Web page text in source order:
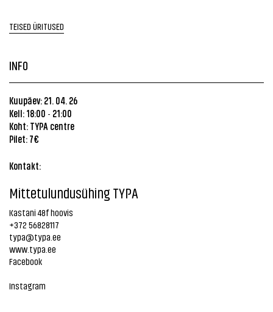
TEISED ÜRITUSED
INFO
Kuupäev: 21. 04. 26
Kell: 18:00 - 21:00
Koht: TYPA centre
Pilet: 7€
Kontakt:
Mittetulundusühing TYPA
Kastani 48f hoovis
+372 56828117
typa@typa.ee
www.typa.ee
Facebook
Instagram